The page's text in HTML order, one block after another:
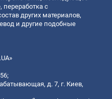
переработка с
других материалов,
и другие подобные
д. 7, г. Киев,